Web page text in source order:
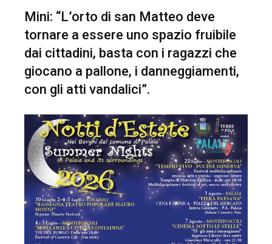
Mini: “L’orto di san Matteo deve
tornare a essere uno spazio fruibile
dai cittadini, basta con i ragazzi che
giocano a pallone, i danneggiamenti,
con gli atti vandalici”.